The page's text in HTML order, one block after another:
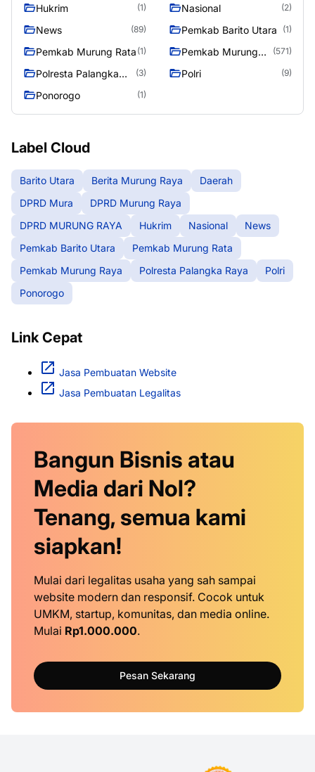
Hukrim (1) Nasional (2)
News (89) Pemkab Barito Utara (1)
Pemkab Murung Rata (1)
Pemkab Murung
(571)
Polresta Palangka
(3) Polri (9)
Ponorogo (1)
Label Cloud
Barito Utara Berita Murung Raya
Daerah
DPRD Mura
DPRD Murung Raya
DPRD MURUNG RAYA
Hukrim Nasional
News
Pemkab Barito Utara
Pemkab Murung Rata
Pemkab Murung Raya
Polresta Palangka Raya
Polri
Ponorogo
Link Cepat
Jasa Pembuatan Website
Jasa Pembuatan Legalitas
Bangun Bisnis atau
Media dari Nol?
Tenang, semua kami
siapkan!
Mulai dari legalitas usaha yang sah sampai
website modern dan responsif. Cocok untuk
UMKM, startup, komunitas, dan media online.
Mulai Rp1.000.000.
Pesan Sekarang